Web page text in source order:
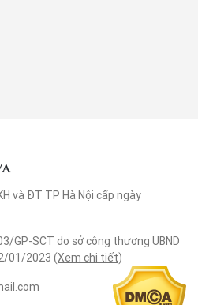
và ĐT TP Hà Nội cấp ngày
GP-SCT do sở công thương UBND
01/2023 (Xem chi tiết)